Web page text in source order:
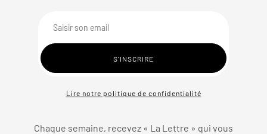
Lire notre politique de confidentialité
Chaque semaine, recevez « La Lettre » qui vous